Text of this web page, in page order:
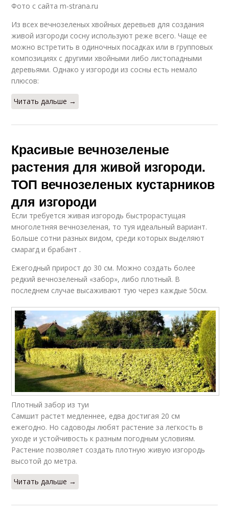
Фото с сайта m-strana.ru
Из всех вечнозеленых хвойных деревьев для создания
живой изгороди сосну используют реже всего. Чаще ее
можно встретить в одиночных посадках или в групповых
композициях с другими хвойными либо листопадными
деревьями. Однако у изгороди из сосны есть немало
плюсов:
Читать дальше →
Красивые вечнозеленые
растения для живой изгороди.
ТОП вечнозеленых кустарников
для изгороди
Если требуется живая изгородь быстрорастущая
многолетняя вечнозеленая, то туя идеальный вариант.
Больше сотни разных видом, среди которых выделяют
смарагд и брабант .
Ежегодный прирост до 30 см. Можно создать более
редкий вечнозеленый «забор», либо плотный. В
последнем случае высаживают тую через каждые 50см.
Плотный забор из туи
Самшит растет медленнее, едва достигая 20 см
ежегодно. Но садоводы любят растение за легкость в
уходе и устойчивость к разным погодным условиям.
Растение позволяет создать плотную живую изгородь
высотой до метра.
Читать дальше →